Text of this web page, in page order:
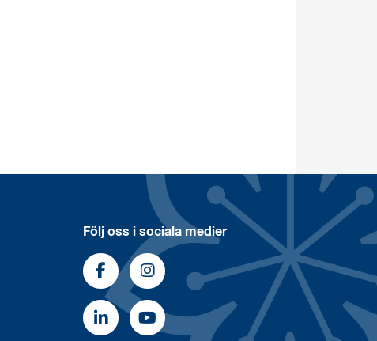
Följ oss i sociala medier